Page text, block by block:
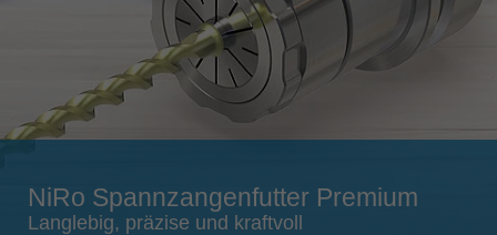
România
Română
Schweiz
deutsch français
Slovenija
NiRo Spannzangenfutter Premium
Langlebig, präzise und kraftvoll